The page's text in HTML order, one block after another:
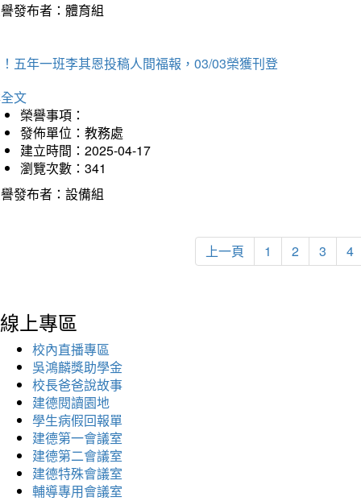
發布者：體育組
五年一班李其恩投稿人間福報，03/03榮獲刊登
文
榮譽事項：
發佈單位：教務處
建立時間：2025-04-17
瀏覽次數：341
發布者：設備組
上一頁 1 2 3 4
線上專區
校內直播專區
吳鴻麟獎助學金
校長爸爸說故事
建德閱讀園地
學生病假回報單
建德第一會議室
建德第二會議室
建德特殊會議室
輔導專用會議室